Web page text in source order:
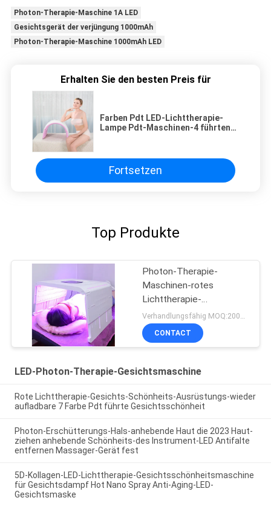
Photon-Therapie-Maschine 1A LED
Gesichtsgerät der verjüngung 1000mAh
Photon-Therapie-Maschine 1000mAh LED
Erhalten Sie den besten Preis für
Farben Pdt LED-Lichttherapie-
Lampe Pdt-Maschinen-4 führten
Fortsetzen
Top Produkte
Photon-Therapie-
Maschinen-rotes
Lichttherapie-
Körperpflege-Gerät 7
Farbeled
CONTACT
LED-Photon-Therapie-Gesichtsmaschine
Rote Lichttherapie-Gesichts-Schönheits-Ausrüstungs-wieder
aufladbare 7 Farbe Pdt führte Gesichtsschönheit
Photon-Erschütterungs-Hals-anhebende Haut die 2023 Haut-
ziehen anhebende Schönheits-des Instrument-LED Antifalte
entfernen Massager-Gerät fest
5D-Kollagen-LED-Lichttherapie-Gesichtsschönheitsmaschine
für Gesichtsdampf Hot Nano Spray Anti-Aging-LED-
Gesichtsmaske